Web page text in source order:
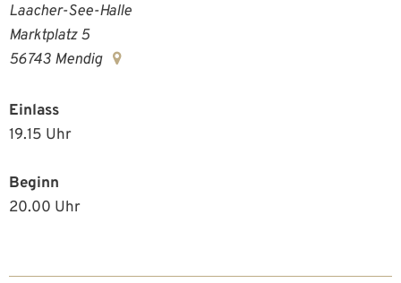
Laacher-See-Halle
Marktplatz 5
56743 Mendig
Einlass
19.15 Uhr
Beginn
20.00 Uhr